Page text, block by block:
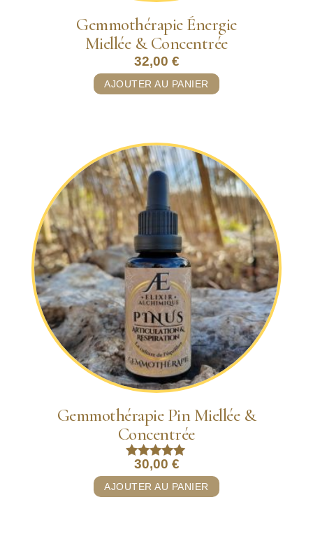
Gemmothérapie Énergie
Miellée & Concentrée
32,00 €
AJOUTER AU PANIER
Gemmothérapie Pin Miellée &
Concentrée
Note
5.00
sur 5
30,00 €
AJOUTER AU PANIER